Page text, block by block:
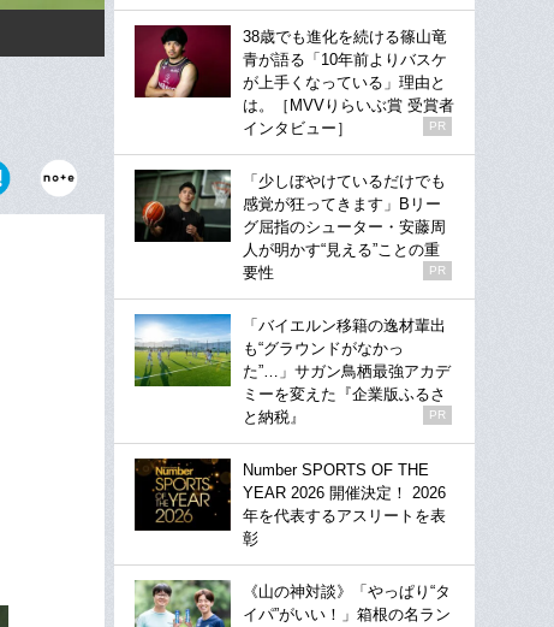
38歳でも進化を続ける篠山竜
青が語る「10年前よりバスケ
が上手くなっている」理由と
は。［MVVりらいぶ賞 受賞者
インタビュー］
PR
「少しぼやけているだけでも
感覚が狂ってきます」Bリー
グ屈指のシューター・安藤周
人が明かす“見える”ことの重
要性
PR
「バイエルン移籍の逸材輩出
も“グラウンドがなかっ
た”…」サガン鳥栖最強アカデ
ミーを変えた『企業版ふるさ
と納税』
PR
Number SPORTS OF THE
YEAR 2026 開催決定！ 2026
年を代表するアスリートを表
彰
《山の神対談》「やっぱり“タ
イパ”がいい！」箱根の名ラン